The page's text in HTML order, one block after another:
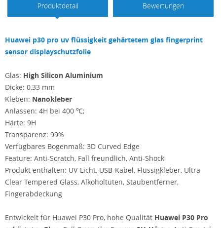
Produktdetail Bewertungen
Huawei p30 pro uv flüssigkeit gehärtetem glas fingerprint
sensor displayschutzfolie
Glas: High Silicon Aluminium
Dicke: 0,33 mm
Kleben: Nanokleber
Anlassen: 4H bei 400 ℃;
Härte: 9H
Transparenz: 99%
Verfügbares Bogenmaß: 3D Curved Edge
Feature: Anti-Scratch, Fall freundlich, Anti-Shock
Produkt enthalten: UV-Licht, USB-Kabel, Flüssigkleber, Ultra
Clear Tempered Glass, Alkoholtüten, Staubentferner,
Fingerabdeckung
Entwickelt für Huawei P30 Pro, hohe Qualität Huawei P30 Pro